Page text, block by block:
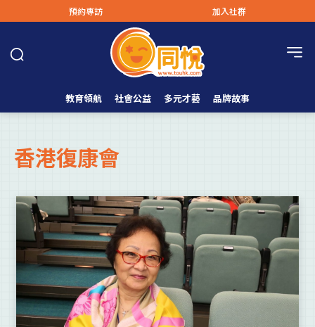
預約專訪 加入社群
教育領航 社會公益 多元才藝 品牌故事
香港復康會